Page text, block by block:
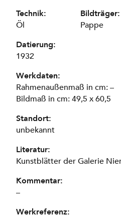
Technik:
Öl
Bildträger:
Pappe
Datierung:
1932
Werkdaten:
Rahmenaußenmaß in cm: –
Bildmaß in cm: 49,5 x 60,5
Standort:
unbekannt
Literatur:
Kunstblätter der Galerie
Kommentar:
–
Werkreferenz: